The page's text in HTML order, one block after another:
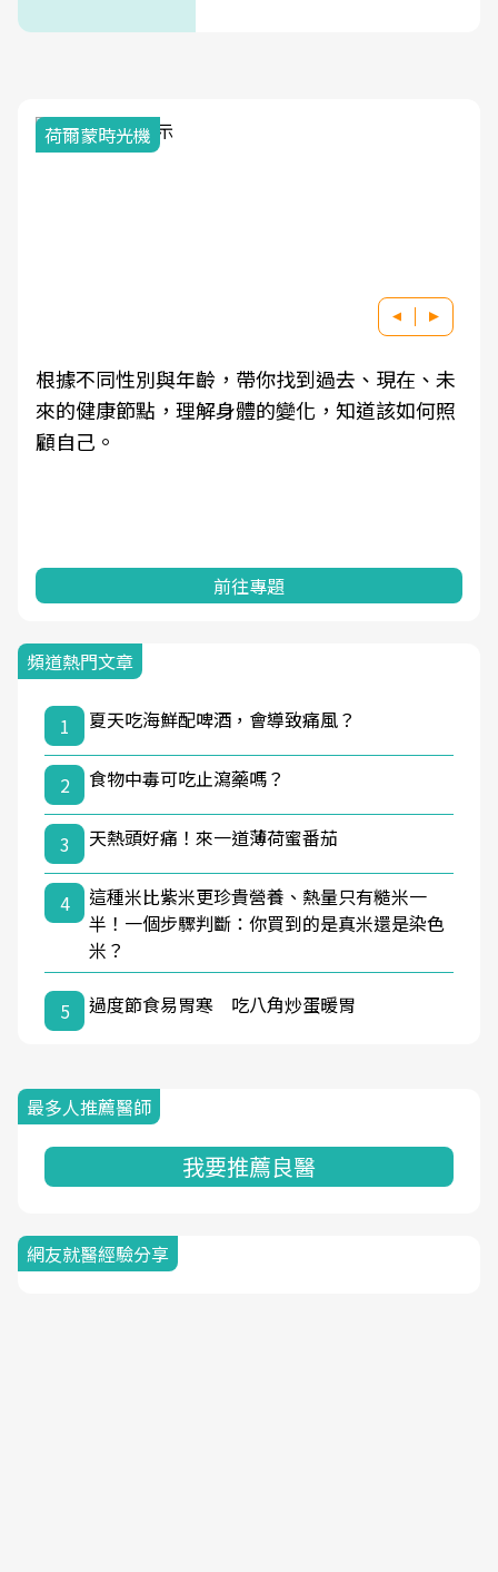
荷爾蒙時光機
根據不同性別與年齡，帶你找到過去、現在、未
來的健康節點，理解身體的變化，知道該如何照
顧自己。
前往專題
頻道熱門文章
1 夏天吃海鮮配啤酒，會導致痛風？
2 食物中毒可吃止瀉藥嗎？
3 天熱頭好痛！來一道薄荷蜜番茄
4
這種米比紫米更珍貴營養、熱量只有糙米一
半！一個步驟判斷：你買到的是真米還是染色
米？
5 過度節食易胃寒 吃八角炒蛋暖胃
最多人推薦醫師
我要推薦良醫
網友就醫經驗分享